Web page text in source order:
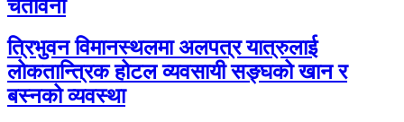
चेतावनी
त्रिभुवन विमानस्थलमा अलपत्र यात्रुलाई
लोकतान्त्रिक होटल व्यवसायी सङ्घको खान र
बस्नको व्यवस्था